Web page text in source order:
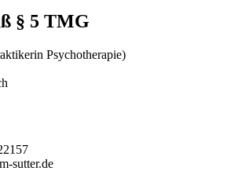
§ 5 TMG
Psychotherapie)
sutter.de